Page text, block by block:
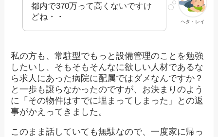
ヘタ・レイ
都内で370万って高くないですけ
どね・・
私の方も、常駐型でもっと設備管理のことを勉強
したいし、そもそもそんなに欲しい人材であるな
ら求人にあった病院に配属ではダメなんですか？
と一歩も譲らなかったのですが、お決まりのよう
に「その物件はすでに埋まってしまった」との返
事がかえってきました。
このまま話していても無駄なので、一度家に帰っ